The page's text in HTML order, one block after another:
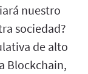
nuestro
sociedad?
de alto
Blockchain,